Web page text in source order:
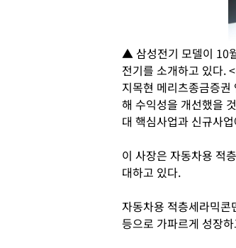
▲ 삼성전기 모델이 10
전기를 소개하고 있다.
지목현 메리츠종금증
해 수익성을 개선했을
대 핵심사업과 신규사
이 사장은 자동차용 적
대하고 있다.
자동차용 적층세라믹
등으로 가파르게 성장